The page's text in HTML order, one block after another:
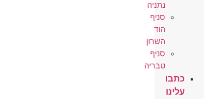
נתניה
סניף
הוד
השרון
סניף
טבריה
כתבו
עלינו